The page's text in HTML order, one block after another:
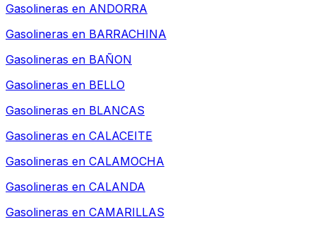
Gasolineras en ANDORRA
Gasolineras en BARRACHINA
Gasolineras en BAÑON
Gasolineras en BELLO
Gasolineras en BLANCAS
Gasolineras en CALACEITE
Gasolineras en CALAMOCHA
Gasolineras en CALANDA
Gasolineras en CAMARILLAS